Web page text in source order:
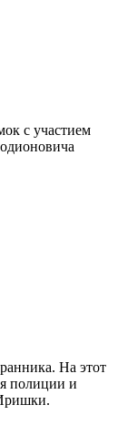
с участием
На этот
полиции и